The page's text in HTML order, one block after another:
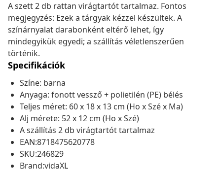
A szett 2 db rattan virágtartót tartalmaz. Fontos
megjegyzés: Ezek a tárgyak kézzel készültek. A
színárnyalat darabonként eltérő lehet, így
mindegyikük egyedi; a szállítás véletlenszerűen
történik.
Specifikációk
Színe: barna
Anyaga: fonott vessző + polietilén (PE) bélés
Teljes méret: 60 x 18 x 13 cm (Ho x Szé x Ma)
Alj mérete: 52 x 12 cm (Ho x Szé)
A szállítás 2 db virágtartót tartalmaz
EAN:8718475620778
SKU:246829
Brand:vidaXL